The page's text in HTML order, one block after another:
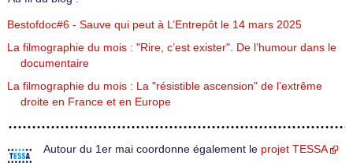
Bestofdoc#6 - Sauve qui peut à L’Entrepôt le 14 mars 2025
La filmographie du mois : "Rire, c’est exister". De l’humour dans le
documentaire
La filmographie du mois : La "résistible ascension" de l’extrême
droite en France et en Europe
Autour du 1er mai coordonne également le projet TESSA